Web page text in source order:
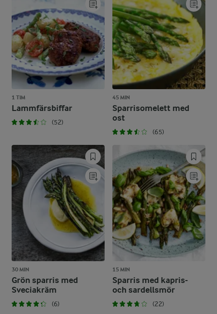
1 TIM
Lammfärsbiffar
(52)
45 MIN
Sparrisomelett med
ost
(65)
30 MIN
Grön sparris med
Sveciakräm
(6)
15 MIN
Sparris med kapris-
och sardellsmör
(22)